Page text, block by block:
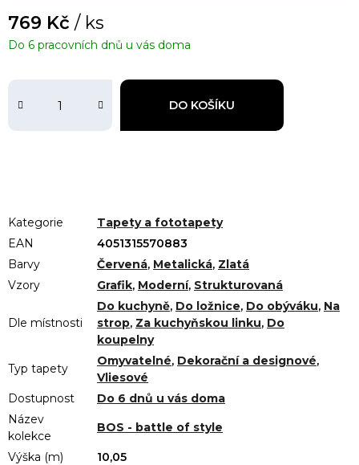
769 Kč / ks
DO KOŠÍKU
Do 6 pracovních dnů u vás doma
Kategorie
Tapety a fototapety
EAN
4051315570883
Barvy
Červená, Metalická, Zlatá
Vzory
Grafik, Moderní, Strukturovaná
Dle místnosti
Do kuchyně, Do ložnice, Do obýváku, Na
strop, Za kuchyňskou linku, Do
koupelny
Typ tapety
Omyvatelné, Dekorační a designové,
Vliesové
Dostupnost
Do 6 dnů u vás doma
Název
kolekce
BOS - battle of style
Výška (m)
10,05